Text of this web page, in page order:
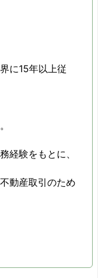
に15年以上従
経験をもとに、
動産取引のため